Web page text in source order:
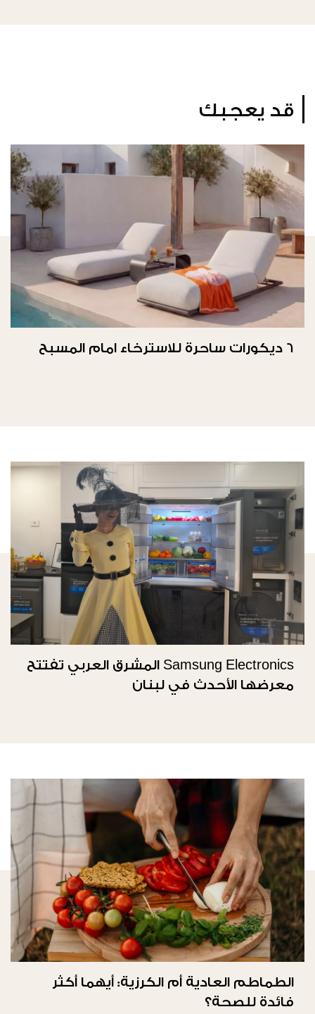
قد يعجبك
6 ديكورات ساحرة للاسترخاء امام المسبح
Samsung Electronics المشرق العربي تفتتح
معرضها الأحدث في لبنان
الطماطم العادية أم الكرزية: أيهما أكثر
فائدة للصحة؟